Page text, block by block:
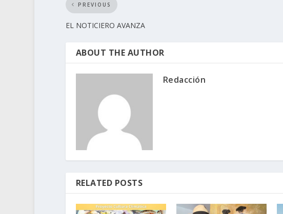
PREVIOUS
EL NOTICIERO AVANZA
ABOUT THE AUTHOR
Redacción
RELATED POSTS